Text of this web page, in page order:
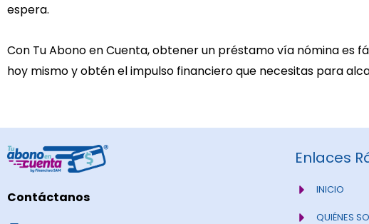
espera.
Con Tu Abono en Cuenta, obtener un préstamo vía nómina es
hoy mismo y obtén el impulso financiero que necesitas para
Contáctanos
Enlaces
INICIO
QUIÉNES